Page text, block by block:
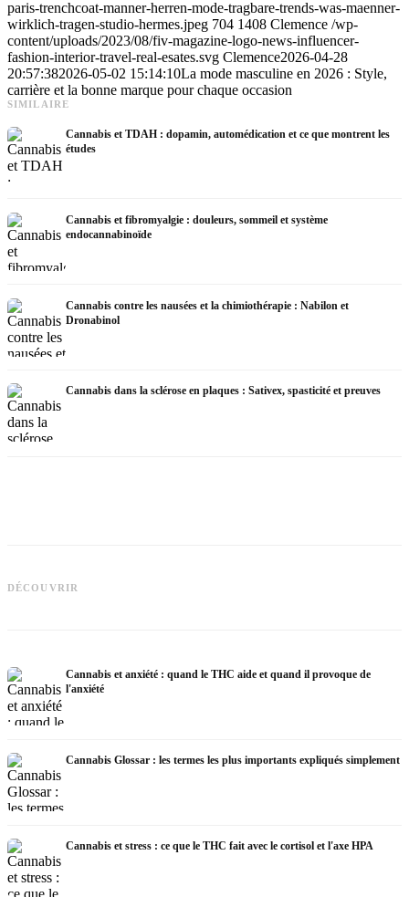
paris-trenchcoat-manner-herren-mode-tragbare-trends-was-maenner-
wirklich-tragen-studio-hermes.jpeg 704 1408 Clemence /wp-
content/uploads/2023/08/fiv-magazine-logo-news-influencer-
fashion-interior-travel-real-esates.svg Clemence2026-04-28
20:57:382026-05-02 15:14:10La mode masculine en 2026 : Style,
carrière et la bonne marque pour chaque occasion
SIMILAIRE
Cannabis et TDAH : dopamin, automédication et ce que montrent les
études
Cannabis et fibromyalgie : douleurs, sommeil et système
endocannabinoïde
Cannabis contre les nausées et la chimiothérapie : Nabilon et
Dronabinol
Cannabis dans la sclérose en plaques : Sativex, spasticité et preuves
DÉCOUVRIR
Epidiolex et l'état actuel de la
recherche
Cannabis et anxiété : quand le THC aide et quand il provoque de
l'anxiété
Cannabis Glossar : les termes les plus importants expliqués simplement
Cannabis et stress : ce que le THC fait avec le cortisol et l'axe HPA